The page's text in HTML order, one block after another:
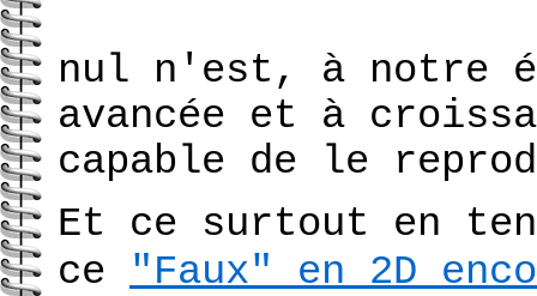
nul n'est, à notre
avancée et à
capable de le
Et ce surtout en
ce
"Faux" en 2D